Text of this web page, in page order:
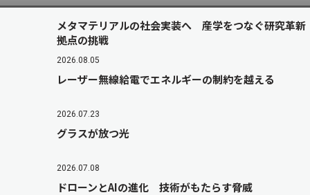
メタマテリアルの社会実装へ 産学をつなぐ研究革新
拠点の挑戦
2026.08.05
レーザー無線給電でエネルギーの制約を越える
2026.07.23
グラスが放つ光
2026.07.08
ドローンとAIの進化 技術がもたらす脅威